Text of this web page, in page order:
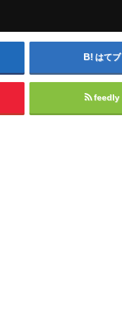
はてブ
feedly